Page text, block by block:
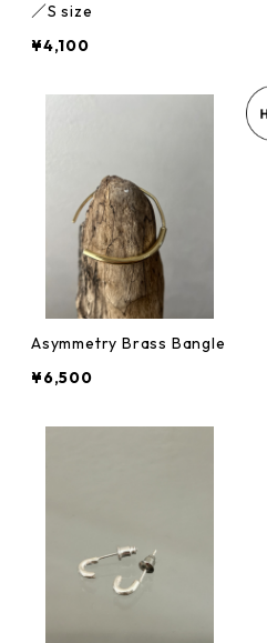
／S size
¥4,100
Asymmetry Brass Bangle
¥6,500